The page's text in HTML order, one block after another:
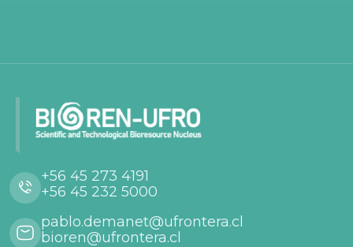
+56 45 273 4191
+56 45 232 5000
pablo.demanet@ufrontera.cl
bioren@ufrontera.cl